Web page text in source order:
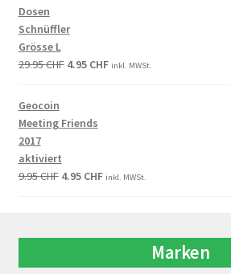
Dosen
Schnüffler
Grösse L
29.95CHF 4.95 CHF inkl. MWSt.
Geocoin
Meeting Friends
2017
aktiviert
9.95CHF 4.95 CHF inkl. MWSt.
Marken